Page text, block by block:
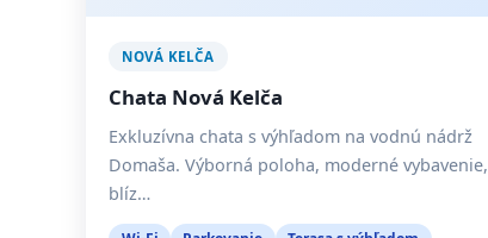
NOVÁ KELČA
Chata Nová Kelča
Exkluzívna chata s výhľadom na vodnú nádrž
Domaša. Výborná poloha, moderné vybavenie,
blíz…